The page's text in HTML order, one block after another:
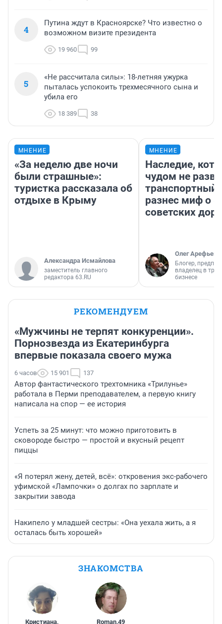
4
Путина ждут в Красноярске? Что известно о
возможном визите президента
19 960 99
5
«Не рассчитала силы»: 18-летняя ужурка
пыталась успокоить трехмесячного сына и
убила его
18 389 38
МНЕНИЕ
«За неделю две ночи
были страшные»:
туристка рассказала об
отдыхе в Крыму
Александра Исмайлова
заместитель главного
редактора 63.RU
МНЕНИЕ
Наследие,
чудом не
транспортный
разнес миф о
советских
Олег Арефьев
Блогер,
владелец в
бизнесе
РЕКОМЕНДУЕМ
«Мужчины не терпят конкуренции».
Порнозвезда из Екатеринбурга
впервые показала своего мужа
6 часов 15 901 137
Автор фантастического трехтомника «Трилунье»
работала в Перми преподавателем, а первую книгу
написала на спор — ее история
Успеть за 25 минут: что можно приготовить в
сковороде быстро — простой и вкусный рецепт
пиццы
«Я потерял жену, детей, всё»: откровения экс-рабочего
уфимской «Лампочки» о долгах по зарплате и
закрытии завода
Накипело у младшей сестры: «Она уехала жить, а я
осталась быть хорошей»
ЗНАКОМСТВА
Кристиана, Roman,49